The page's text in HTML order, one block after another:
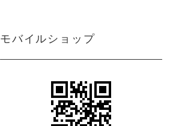
モバイルショップ